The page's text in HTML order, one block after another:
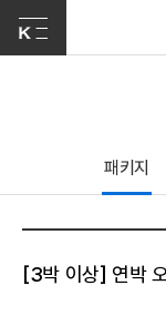
패키지
[3박 이상] 연박